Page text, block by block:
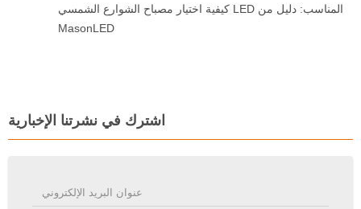
كيفية اختيار مصباح الشوارع الشمسي LED المناسب: دليل من
MasonLED
اشترك في نشرتنا الإخبارية